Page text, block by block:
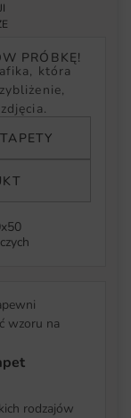
PRÓBKĘ!
która
wzoru na
rodzajów